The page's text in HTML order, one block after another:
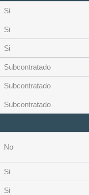
Si
Si
Si
Subcontratado
Subcontratado
Subcontratado
No
Si
Si